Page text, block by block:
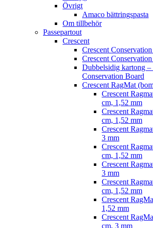
Övrigt
Amaco bättringspasta
Om tillbehör
Passepartout
Crescent
Crescent
Crescent
Dubbelsidig kartong –
Conservation Board
Crescent RagMat
Crescent
cm, 1,52 mm
Crescent
cm, 1,52 mm
Crescent
3 mm
Crescent
cm, 1,52 mm
Crescent
3 mm
Crescent
cm, 1,52 mm
Crescent
1,52 mm
Crescent
cm, 3 mm